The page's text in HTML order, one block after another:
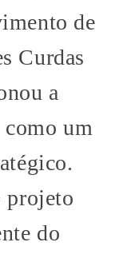
de
Curdas
a
como um
projeto
do